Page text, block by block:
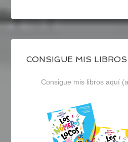
CONSIGUE MIS LIBROS
Consigue mis libros aquí